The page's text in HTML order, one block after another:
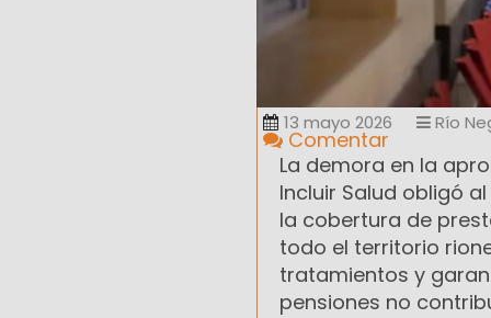
13 mayo 2026 Río
Comentar
La demora en la
Incluir Salud obligó
la cobertura de
todo el territorio
tratamientos y
pensiones no